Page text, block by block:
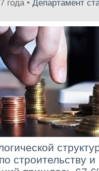
года • Департамент
строительству